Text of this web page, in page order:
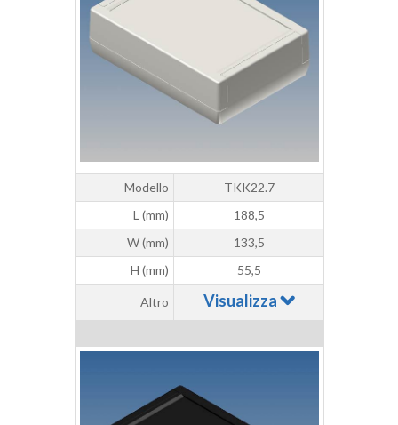
Modello
TKK22.7
L (mm)
188,5
W (mm)
133,5
H (mm)
55,5
Altro Visualizza